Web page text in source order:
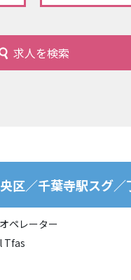
求人を検索
／千葉寺駅スグ／
ペレーター
Tfas